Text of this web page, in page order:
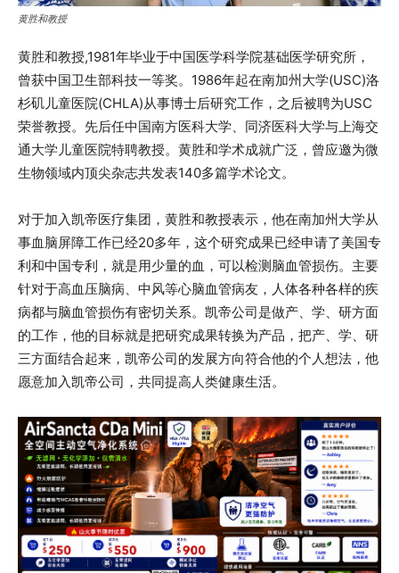
黄胜和教授
黄胜和教授,1981年毕业于中国医学科学院基础医学研究所，
曾获中国卫生部科技一等奖。1986年起在南加州大学(USC)洛
杉矶儿童医院(CHLA)从事博士后研究工作，之后被聘为USC
荣誉教授。先后任中国南方医科大学、同济医科大学与上海交
通大学儿童医院特聘教授。黄胜和学术成就广泛，曾应邀为微
生物领域内顶尖杂志共发表140多篇学术论文。
对于加入凯帝医疗集团，黄胜和教授表示，他在南加州大学从
事血脑屏障工作已经20多年，这个研究成果已经申请了美国专
利和中国专利，就是用少量的血，可以检测脑血管损伤。主要
针对于高血压脑病、中风等心脑血管病友，人体各种各样的疾
病都与脑血管损伤有密切关系。凯帝公司是做产、学、研方面
的工作，他的目标就是把研究成果转换为产品，把产、学、研
三方面结合起来，凯帝公司的发展方向符合他的个人想法，他
愿意加入凯帝公司，共同提高人类健康生活。